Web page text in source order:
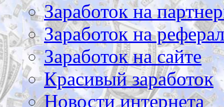
Заработок на
Заработок на
Заработок на сайте
Красивый заработок
Новости интернета